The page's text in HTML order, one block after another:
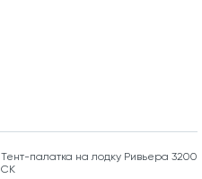
Тент-палатка на лодку Ривьера 3200
СК